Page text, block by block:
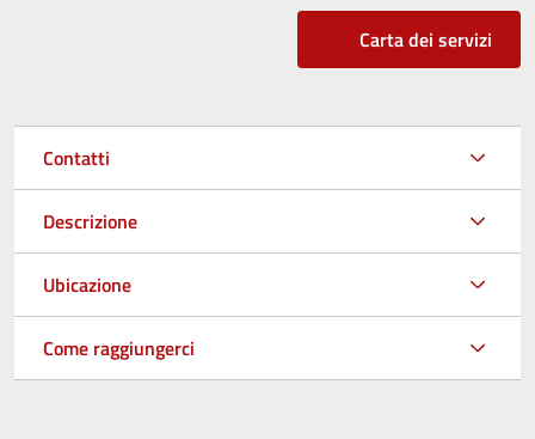
Carta dei servizi
Contatti
Descrizione
Ubicazione
Come raggiungerci